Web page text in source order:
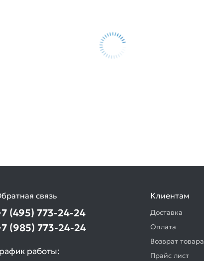
связь
(495) 773-24-24
(985) 773-24-24
работы:
Клиентам
Доставка
Оплата
Возврат товара
Прайс лист